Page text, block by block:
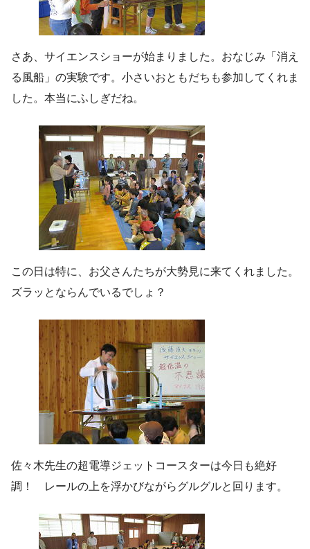
さあ、サイエンスショーが始まりました。おなじみ「消え
る風船」の実験です。小さいおともだちも参加してくれま
した。本当にふしぎだね。
この日は特に、お父さんたちが大勢見に来てくれました。
ズラッとならんでいるでしょ？
佐々木先生の超電導ジェットコースターは今日も絶好
調！ レールの上を浮かびながらグルグルと回ります。